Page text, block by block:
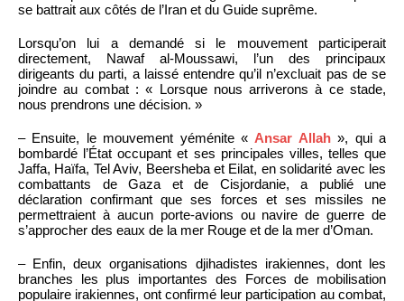
se battrait aux côtés de l’Iran et du Guide suprême.
Lorsqu’on lui a demandé si le mouvement participerait
directement, Nawaf al-Moussawi, l’un des principaux
dirigeants du parti, a laissé entendre qu’il n’excluait pas de se
joindre au combat : « Lorsque nous arriverons à ce stade,
nous prendrons une décision. »
– Ensuite, le mouvement yéménite « Ansar Allah», qui a
bombardé l’État occupant et ses principales villes, telles que
Jaffa, Haïfa, Tel Aviv, Beersheba et Eilat, en solidarité avec les
combattants de Gaza et de Cisjordanie, a publié une
déclaration confirmant que ses forces et ses missiles ne
permettraient à aucun porte-avions ou navire de guerre de
s’approcher des eaux de la mer Rouge et de la mer d’Oman.
– Enfin, deux organisations djihadistes irakiennes, dont les
branches les plus importantes des Forces de mobilisation
populaire irakiennes, ont confirmé leur participation au combat,